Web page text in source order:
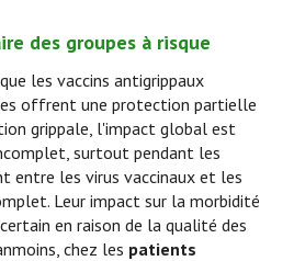
des groupes à risque
les vaccins antigrippaux
offrent une protection partielle
grippale, l'impact global est
surtout pendant les
entre les virus vaccinaux et les
Leur impact sur la morbidité
en raison de la qualité des
chez les patients